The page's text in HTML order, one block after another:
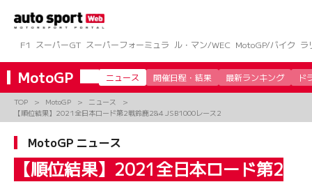
ツ
へ
ス
キ
プ
F1 スーパーGT スーパーフォーミュラ ル・マン/WEC MotoGP/バイク ラ
MotoGP ニュース 開催日程・結果 最新ランキング ド
TOP MotoGP
ニュース
【順位結果】2021全日本ロード第2戦鈴鹿2&4 JSB1000レース2
MotoGP ニュース
【順位結果】2021全日本ロード第2